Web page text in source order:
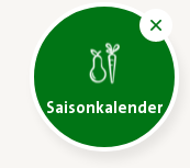
Saisonkalender